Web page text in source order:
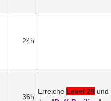
24h
36h
Erreiche Level 29 und